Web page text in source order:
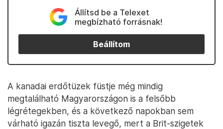
Állítsd be a Telexet
megbízható forrásnak!
Beállítom
A kanadai erdőtüzek füstje még mindig
megtalálható Magyarországon is a felsőbb
légrétegekben, és a következő napokban sem
várható igazán tiszta levegő, mert a Brit-szigetek